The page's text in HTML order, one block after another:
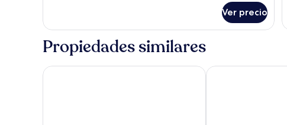
Ver precio
Propiedades similares
West.inn48 - Self Check-In Hotel Shihlin Metro Home